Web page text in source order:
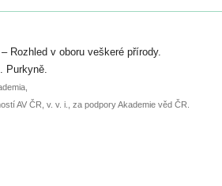
do 6. září.
přednášky nebo
Rozhled v oboru veškeré přírody.
Purkyně.
AV ČR, v. v. i., za podpory Akademie věd ČR.